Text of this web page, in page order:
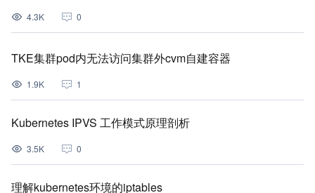
4.3K 0
TKE集群pod内无法访问集群外cvm自建容器
1.9K 1
Kubernetes IPVS 工作模式原理剖析
3.5K 0
理解kubernetes环境的iptables